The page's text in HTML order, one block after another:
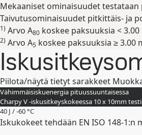
Mekaaniset ominaisuudet
Taivutusominaisuudet pitkittäis- ja
1) Arvo A80 koskee paksuuksia < 3.00
2) Arvo A5 koskee paksuuksia ≥ 3.00
Piilota/näytä tietyt sarakkeet
Vähimmäisiskuenergia pituussuuntaisessa
Charpy V -iskusitkeyskokeessa 10 x 10mm
40 J / -60 °C
Iskukokeet tehdään EN ISO 148-